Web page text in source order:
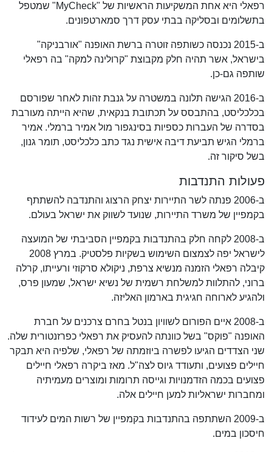
רפאלי היא אחת המשקיעות הראשיות של "MyCheck" שמטפל
בתשלומים ובסליקה בבתי עסק דרך סמארטפונים.
ב-2015 נכנסה כשותפה זוטרה ברשת האופנה "אורבניקה"
בישראל, אשר תהיה חלק מקבוצת "קרולינה למקה" בה רפאלי
שותפה גם-כן.
ב-2016 הגישה תלונה במשטרה על גנבת זהות לאחר שפורסם
בכלכליסט, בהתבסס על תכתובת בנקאית, שהיא הייתה מעורבת
בסדרה של העברות כספיות בסינגפור מול אמיר ברמלי. אמיר
ברמלי הגיש תביעת דיבה אישית נגד כתב כלכליסט, תומר גנון,
בשל סיקור זה.
פעולות התנדבות
ב-2006 פנתה לשר התיירות יצחק הרצוג והתנדבה להשתתף
בקמפיין של משרד התיירות, שנועד לשווק את ישראל בעולם.
ב-2008 לקחה חלק בהתנדבות בקמפיין הסביבתי של המועצה
לישראל יפה לצמצום השימוש בשקיות פלסטיק. במרץ 2008
קיבלה רפאלי הזמנה מנשיא צרפת, ניקולא סרקוזי ורעייתו, קרלה
ברוני, להתלוות למשלחת רשמית של נשיא ישראל, שמעון פרס,
ולהגיע לארוחה חגיגית בארמון האליזה.
ב-2008 איים הפורום לשוויון בנטל בחרם צרכנים על חברת
האופנה "פוקס" בשל כוונתה להעסיק את רפאלי כפרזנטורית שלה.
שני הצדדים הגיעו לפשרה ביוזמתה של רפאלי, שלפיה היא תבקר
חיילים פצועים, ותעודד גיוס לצה"ל. מאז ביקרה רפאלי חיילים
פצועים בכמה הזדמנויות וגייסה תרומות ומוצרים מעמיתיה
ומחברות ישראליות למען חיילים אלה.
ב-2009 השתתפה בהתנדבות בקמפיין של רשות המים לעידוד
חיסכון במים.